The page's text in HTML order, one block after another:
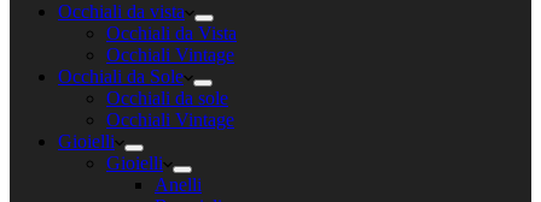
Occhiali da vista
Occhiali da Vista
Occhiali Vintage
Occhiali da Sole
Occhiali da sole
Occhiali Vintage
Gioielli
Gioielli
Anelli